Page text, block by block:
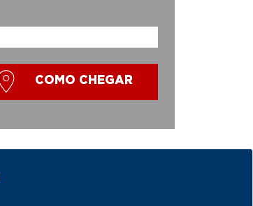
COMO CHEGAR